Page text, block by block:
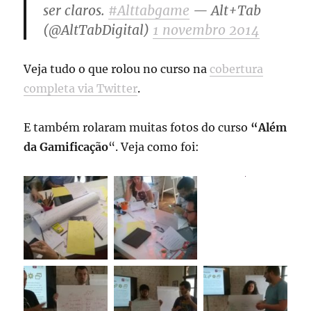
ser claros. #Alttabgame — Alt+Tab
(@AltTabDigital) 1 novembro 2014
Veja tudo o que rolou no curso nacobertura
completa via Twitter.
E também rolaram muitas fotos do curso “Além
da Gamificação“. Veja como foi: